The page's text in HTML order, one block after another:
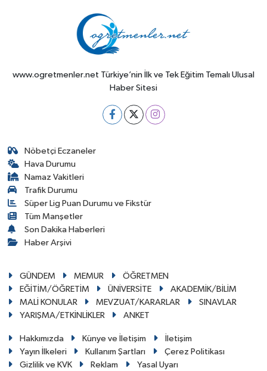
www.ogretmenler.net Türkiye’nin İlk ve Tek Eğitim Temalı Ulusal
Haber Sitesi
Nöbetçi Eczaneler
Hava Durumu
Namaz Vakitleri
Trafik Durumu
Süper Lig Puan Durumu ve Fikstür
Tüm Manşetler
Son Dakika Haberleri
Haber Arşivi
GÜNDEM MEMUR
ÖĞRETMEN
EĞİTİM/ÖĞRETİM
ÜNİVERSİTE
AKADEMİK/BİLİM
MALİ KONULAR
MEVZUAT/KARARLAR
SINAVLAR
YARIŞMA/ETKİNLİKLER
ANKET
Hakkımızda Künye ve İletişim
İletişim
Yayın İlkeleri
Kullanım Şartları
Çerez Politikası
Gizlilik ve KVK
Reklam Yasal Uyarı